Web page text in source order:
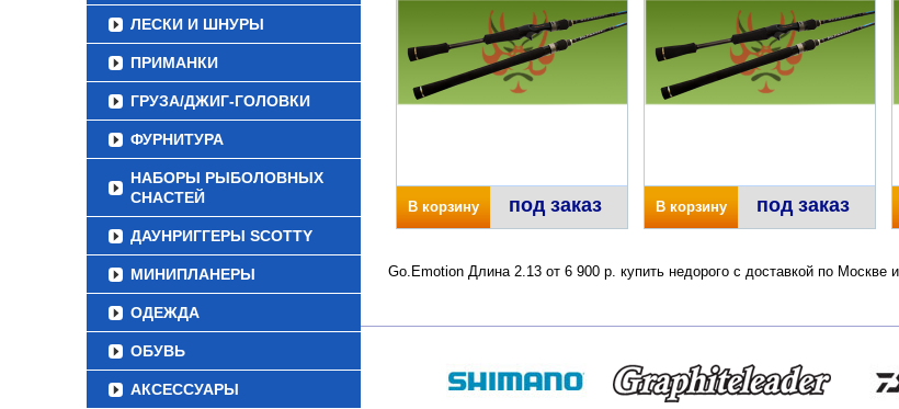
ЛЕСКИ И ШНУРЫ
ПРИМАНКИ
ГРУЗА/ДЖИГ-ГОЛОВКИ
ФУРНИТУРА
НАБОРЫ РЫБОЛОВНЫХ
СНАСТЕЙ
ДАУНРИГГЕРЫ SCOTTY
МИНИПЛАНЕРЫ
ОДЕЖДА
ОБУВЬ
АКСЕССУАРЫ
В корзину под заказ В корзину под заказ
Go.Emotion Длина 2.13 от 6 900 р. купить недорого с доставкой по